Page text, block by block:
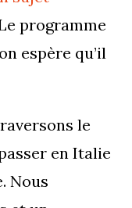
programme
espère qu’il
le
en Italie
Nous